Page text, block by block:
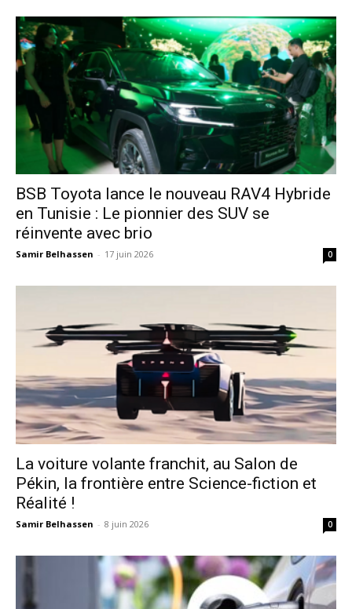
​BSB Toyota lance le nouveau RAV4 Hybride
en Tunisie : Le pionnier des SUV se
réinvente avec brio
Samir Belhassen - 17 juin 2026 0
La voiture volante franchit, au Salon de
Pékin, la frontière entre Science-fiction et
Réalité !
Samir Belhassen - 8 juin 2026 0